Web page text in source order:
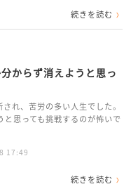
続きを読む
からず消えようと思っ
れ、苦労の多い人生でした。
思っても挑戦するのが怖いで
17:49
続きを読む